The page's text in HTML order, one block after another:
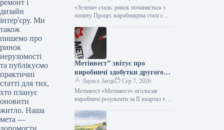
ремонт і
дизайн
інтер'єру. Ми
також
пишемо про
ринок
нерухомості
та публікуємо
практичні
статті для тих,
хто планує
оновити
житло. Наша
мета —
допомогти
«Зелена» сталь: ринок починається з
попиту Процес виробництва сталі є
парникових газів у світі. Однак,…
Метінвест” звітує про
виробничі здобутки другого
кварталу та першого півріччя
2026 року
Лариса Заєць
Сер 7, 2026
Метінвест «Метінвест» оголосив
виробничі результати за ІІ квартал та I
оприлюднила свої виробничі
показники за…